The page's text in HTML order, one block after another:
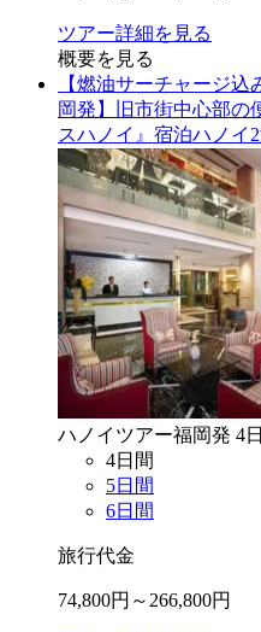
ツアー詳細を見る
概要を見る
【燃油サーチャージ
岡発】旧市街中心部の
スハノイ』宿泊ハノイ2
ハノイ ツアー福岡発 4
4日間
5日間
6日間
旅行代金
74,800円～ 266,800円